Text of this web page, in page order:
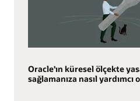
Oracle'ın küresel ölçekte
sağlamanıza nasıl